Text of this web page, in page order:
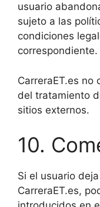
usuario
sujeto a las
condiciones
correspondiente.
CarreraET.es no
del tratamiento
sitios externos.
10.
Si el usuario
CarreraET.es,